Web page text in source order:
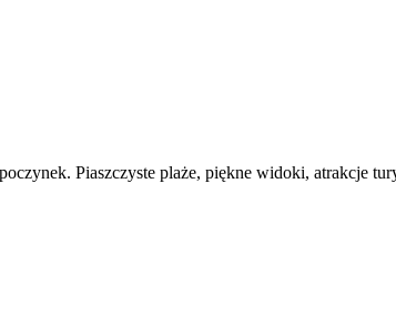
Piaszczyste plaże, piękne widoki, atrakcje